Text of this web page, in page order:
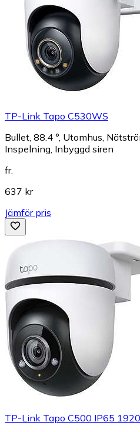
TP-Link Tapo C530WS
Bullet, 88.4 °, Utomhus,
Inspelning, Inbyggd siren
fr.
637 kr
Jämför pris
TP-Link Tapo C500 IP65